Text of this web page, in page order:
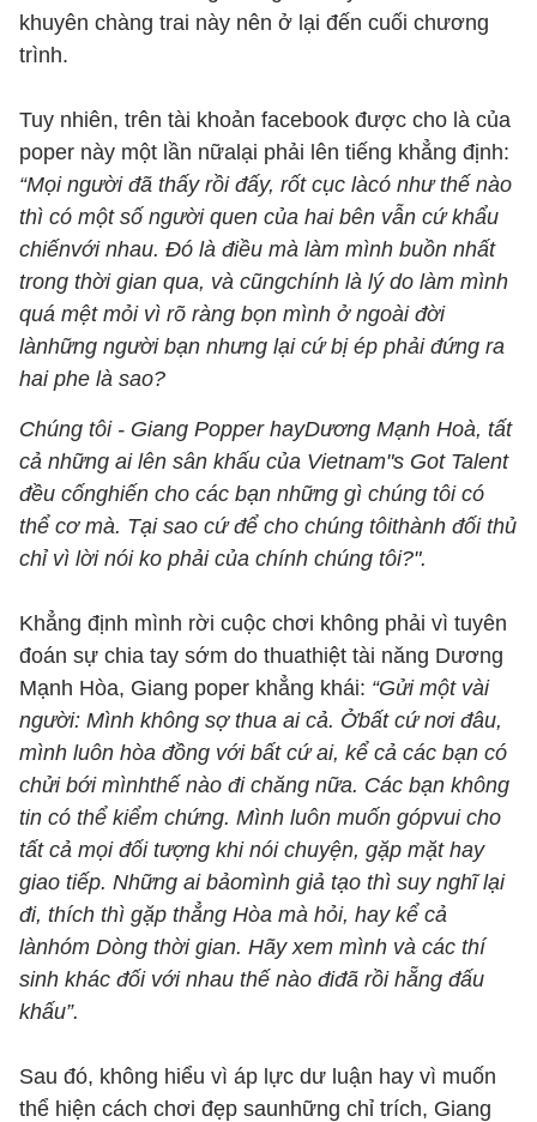
khuyên chàng trai này nên ở lại đến cuối chương
trình.
Tuy nhiên, trên tài khoản facebook được cho là của
poper này một lần nữalại phải lên tiếng khẳng định:
“Mọi người đã thấy rồi đấy, rốt cục làcó như thế nào
thì có một số người quen của hai bên vẫn cứ khẩu
chiếnvới nhau. Đó là điều mà làm mình buồn nhất
trong thời gian qua, và cũngchính là lý do làm mình
quá mệt mỏi vì rõ ràng bọn mình ở ngoài đời
lànhững người bạn nhưng lại cứ bị ép phải đứng ra
hai phe là sao?
Chúng tôi - Giang Popper hayDương Mạnh Hoà, tất
cả những ai lên sân khấu của Vietnam"s Got Talent
đều cốnghiến cho các bạn những gì chúng tôi có
thể cơ mà. Tại sao cứ để cho chúng tôithành đối thủ
chỉ vì lời nói ko phải của chính chúng tôi?".
Khẳng định mình rời cuộc chơi không phải vì tuyên
đoán sự chia tay sớm do thuathiệt tài năng Dương
Mạnh Hòa, Giang poper khẳng khái: “Gửi một vài
người: Mình không sợ thua ai cả. Ởbất cứ nơi đâu,
mình luôn hòa đồng với bất cứ ai, kể cả các bạn có
chửi bới mìnhthế nào đi chăng nữa. Các bạn không
tin có thể kiểm chứng. Mình luôn muốn gópvui cho
tất cả mọi đối tượng khi nói chuyện, gặp mặt hay
giao tiếp. Những ai bảomình giả tạo thì suy nghĩ lại
đi, thích thì gặp thẳng Hòa mà hỏi, hay kể cả
lànhóm Dòng thời gian. Hãy xem mình và các thí
sinh khác đối với nhau thế nào điđã rồi hẵng đấu
khấu”.
Sau đó, không hiểu vì áp lực dư luận hay vì muốn
thể hiện cách chơi đẹp saunhững chỉ trích, Giang